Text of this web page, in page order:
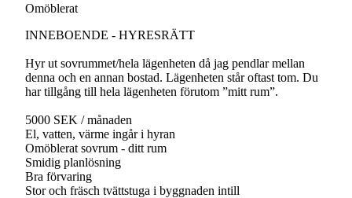
Omöblerat
INNEBOENDE - HYRESRÄTT
Hyr ut sovrummet/hela lägenheten då jag pendlar mellan
denna och en annan bostad. Lägenheten står oftast tom. Du
har tillgång till hela lägenheten förutom ”mitt rum”.
5000 SEK / månaden
El, vatten, värme ingår i hyran
Omöblerat sovrum - ditt rum
Smidig planlösning
Bra förvaring
Stor och fräsch tvättstuga i byggnaden intill